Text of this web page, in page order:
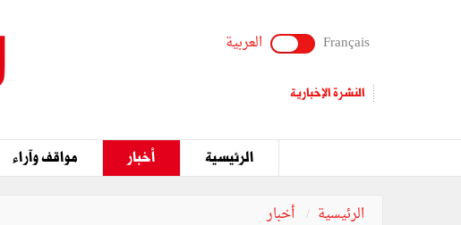
Français العربية
النشرة الإخبارية
الرئيسية أخبار مواقف وآراء
الرئيسية أخبار